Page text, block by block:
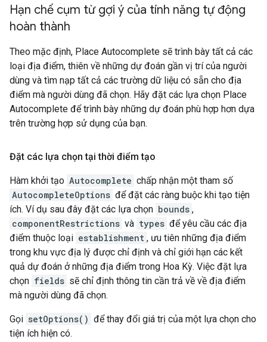
Hạn chế cụm từ gợi ý của tính năng tự động
hoàn thành
Theo mặc định, Place Autocomplete sẽ trình bày tất cả các
loại địa điểm, thiên về những dự đoán gần vị trí của người
dùng và tìm nạp tất cả các trường dữ liệu có sẵn cho địa
điểm mà người dùng đã chọn. Hãy đặt các lựa chọn Place
Autocomplete để trình bày những dự đoán phù hợp hơn dựa
trên trường hợp sử dụng của bạn.
Đặt các lựa chọn tại thời điểm tạo
Hàm khởi tạo Autocomplete chấp nhận một tham số
AutocompleteOptions để đặt các ràng buộc khi tạo tiện
ích. Ví dụ sau đây đặt các lựa chọn bounds ,
componentRestrictions và types để yêu cầu các địa
điểm thuộc loại establishment , ưu tiên những địa điểm
trong khu vực địa lý được chỉ định và chỉ giới hạn các kết
quả dự đoán ở những địa điểm trong Hoa Kỳ. Việc đặt lựa
chọn fields sẽ chỉ định thông tin cần trả về về địa điểm
mà người dùng đã chọn.
Gọi setOptions() để thay đổi giá trị của một lựa chọn cho
tiện ích hiện có.